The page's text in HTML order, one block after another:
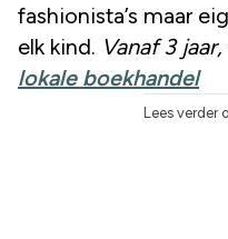
fashionista’s maar
elk kind. Vanaf 3
lokale boekhandel
Lees verder